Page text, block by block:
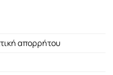
απορρήτου